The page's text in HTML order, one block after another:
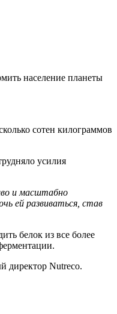
население планеты
сотен килограммов
усилия
и масштабно
ей развиваться, став
белок из все более
директор Nutreco.